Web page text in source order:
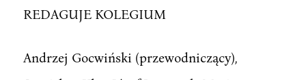
REDAGUJE KOLEGIUM
Andrzej Gocwiński (przewodniczący),